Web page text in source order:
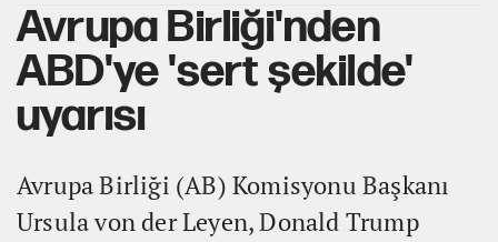
Avrupa Birliği'nden
ABD'ye 'sert şekilde'
uyarısı
Avrupa Birliği (AB) Komisyonu Başkanı
Ursula von der Leyen, Donald Trump